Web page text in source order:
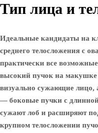
Тип лица и
Идеальные кандидаты на
среднего телосложения с
практически все
высокий пучок на макушке
визуально сужающие лицо,
— боковые пучки с
сужают лоб и расширяют
крупном телосложении